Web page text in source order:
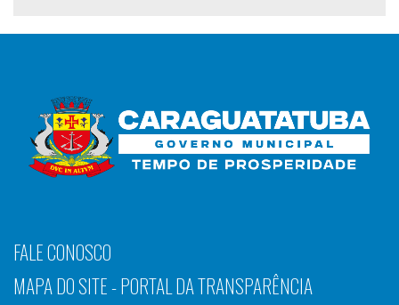
FALE CONOSCO
MAPA DO SITE - PORTAL DA TRANSPARÊNCIA